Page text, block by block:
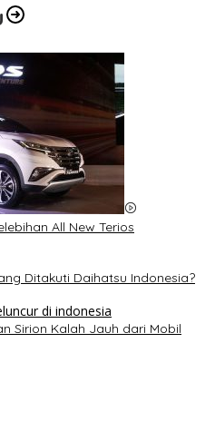
All New Terios
Ditakuti Daihatsu Indonesia?
Sirion Kalah Jauh dari Mobil